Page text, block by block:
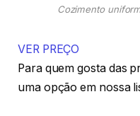
Cozimento
VER PREÇO
Para quem gosta das
uma opção em nossa